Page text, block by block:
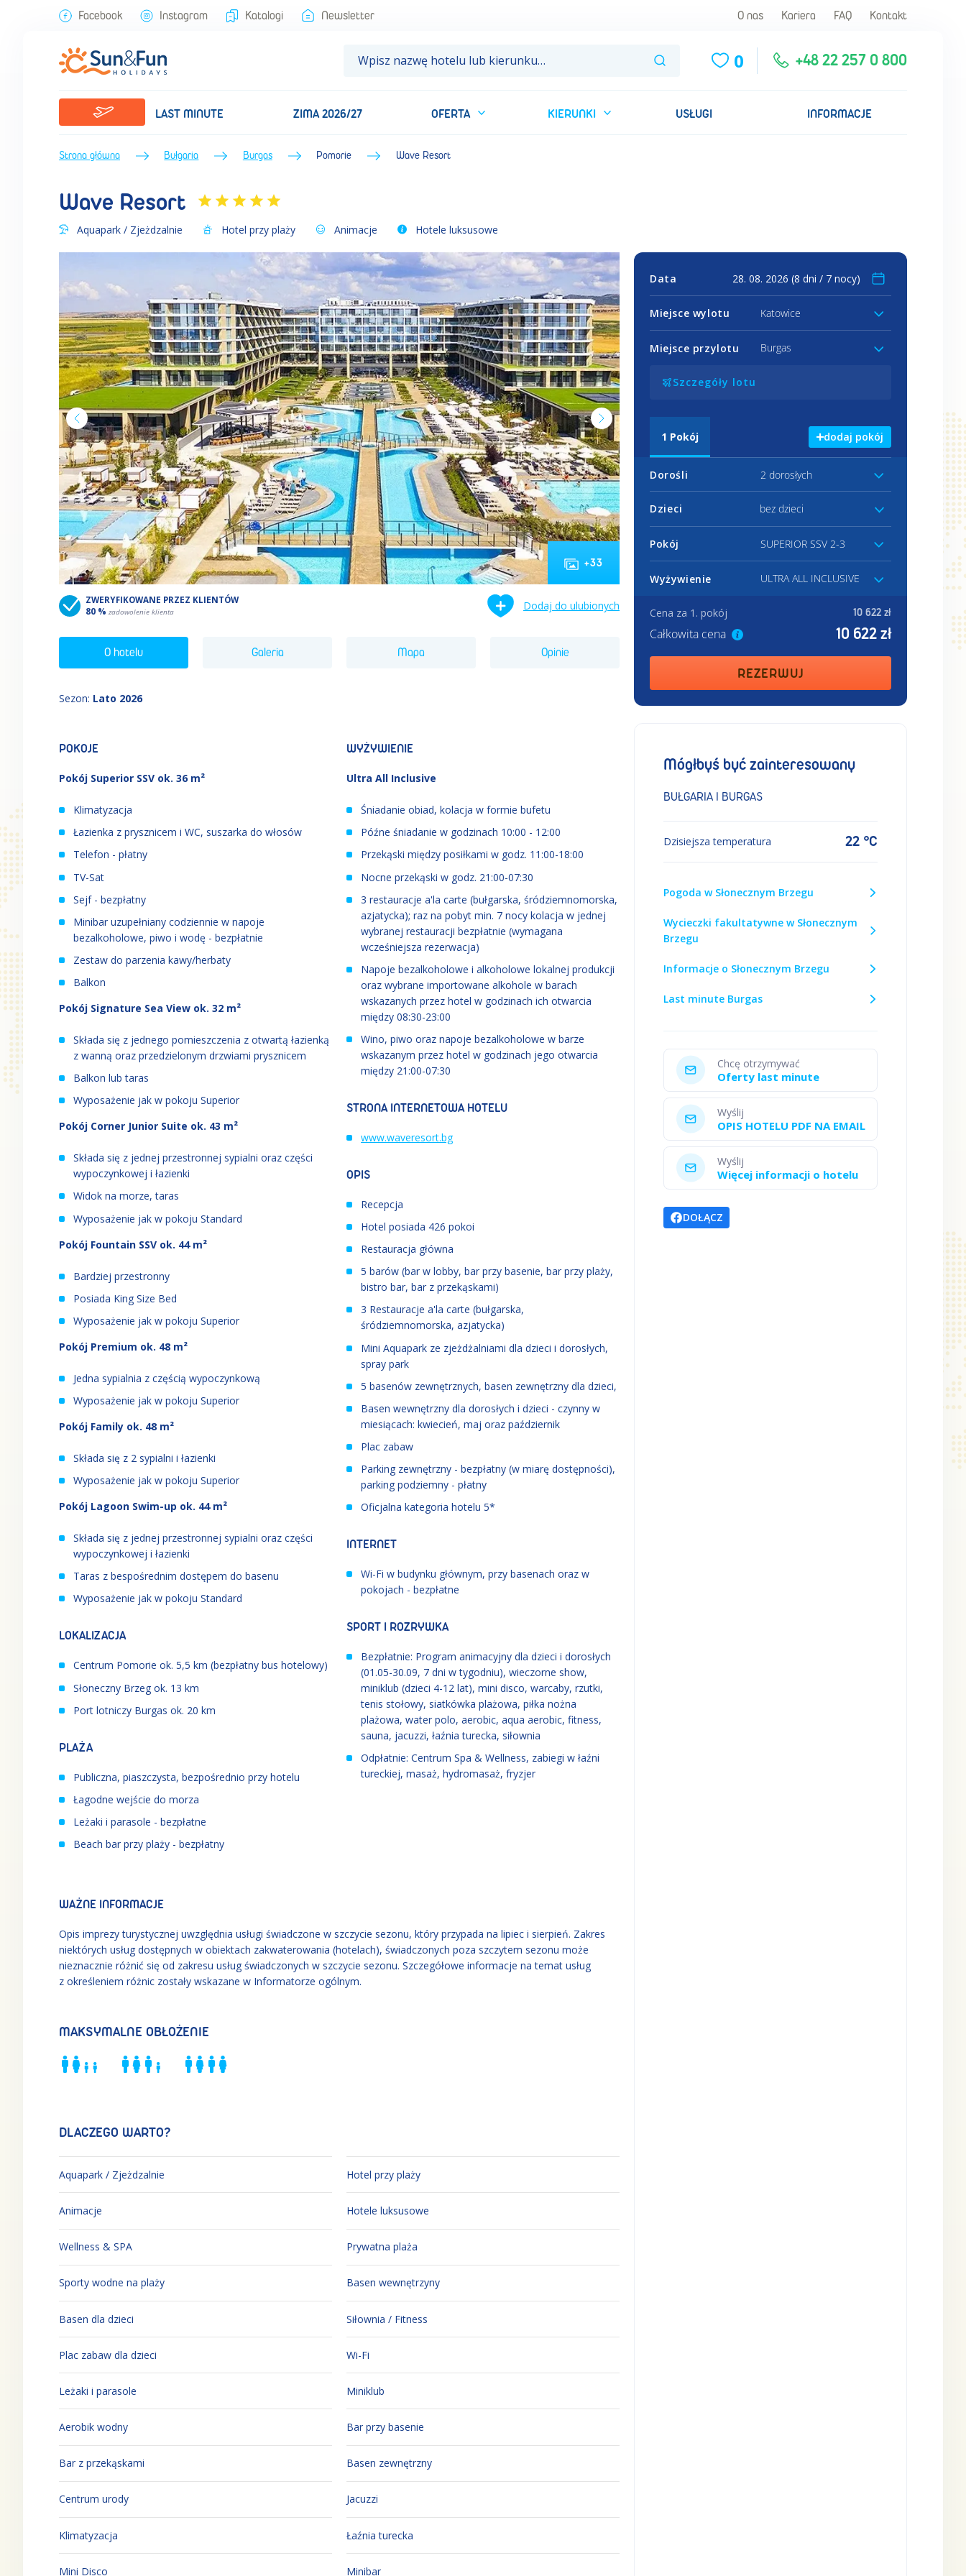
Facebook Instagram Katalogi Newsletter O nas Kariera FAQ Kontakt
0 +48 22 257 0 800
LAST MINUTE ZIMA 2026/27 OFERTA KIERUNKI USŁUGI INFORMACJE
Strona główna Bułgaria Burgas Pomorie Wave Resort
Wave Resort
Aquapark / Zjeżdzalnie Hotel przy plaży Animacje Hotele luksusowe
+33
ZWERYFIKOWANE PRZEZ KLIENTÓW
80 % zadowolenie klienta Dodaj do ulubionych
O hotelu Galeria Mapa Opinie
Sezon: Lato 2026
POKOJE
Pokój Superior SSV ok. 36 m²
Klimatyzacja
Łazienka z prysznicem i WC, suszarka do włosów
Telefon - płatny
TV-Sat
Sejf - bezpłatny
Minibar uzupełniany codziennie w napoje
bezalkoholowe, piwo i wodę - bezpłatnie
Zestaw do parzenia kawy/herbaty
Balkon
Pokój Signature Sea View ok. 32 m²
Składa się z jednego pomieszczenia z otwartą łazienką
z wanną oraz przedzielonym drzwiami prysznicem
Balkon lub taras
Wyposażenie jak w pokoju Superior
Pokój Corner Junior Suite ok. 43 m²
Składa się z jednej przestronnej sypialni oraz części
wypoczynkowej i łazienki
Widok na morze, taras
Wyposażenie jak w pokoju Standard
Pokój Fountain SSV ok. 44 m²
Bardziej przestronny
Posiada King Size Bed
Wyposażenie jak w pokoju Superior
Pokój Premium ok. 48 m²
Jedna sypialnia z częścią wypoczynkową
Wyposażenie jak w pokoju Superior
Pokój Family ok. 48 m²
Składa się z 2 sypialni i łazienki
Wyposażenie jak w pokoju Superior
Pokój Lagoon Swim-up ok. 44 m²
Składa się z jednej przestronnej sypialni oraz części
wypoczynkowej i łazienki
Taras z bespośrednim dostępem do basenu
Wyposażenie jak w pokoju Standard
LOKALIZACJA
Centrum Pomorie ok. 5,5 km (bezpłatny bus hotelowy)
Słoneczny Brzeg ok. 13 km
Port lotniczy Burgas ok. 20 km
PLAŻA
Publiczna, piaszczysta, bezpośrednio przy hotelu
Łagodne wejście do morza
Leżaki i parasole - bezpłatne
Beach bar przy plaży - bezpłatny
WYŻYWIENIE
Ultra All Inclusive
Śniadanie obiad, kolacja w formie bufetu
Późne śniadanie w godzinach 10:00 - 12:00
Przekąski między posiłkami w godz. 11:00-18:00
Nocne przekąski w godz. 21:00-07:30
3 restauracje a'la carte (bułgarska, śródziemnomorska,
azjatycka); raz na pobyt min. 7 nocy kolacja w jednej
wybranej restauracji bezpłatnie (wymagana
wcześniejsza rezerwacja)
Napoje bezalkoholowe i alkoholowe lokalnej produkcji
oraz wybrane importowane alkohole w barach
wskazanych przez hotel w godzinach ich otwarcia
między 08:30-23:00
Wino, piwo oraz napoje bezalkoholowe w barze
wskazanym przez hotel w godzinach jego otwarcia
między 21:00-07:30
STRONA INTERNETOWA HOTELU
www.waveresort.bg
OPIS
Recepcja
Hotel posiada 426 pokoi
Restauracja główna
5 barów (bar w lobby, bar przy basenie, bar przy plaży,
bistro bar, bar z przekąskami)
3 Restauracje a'la carte (bułgarska,
śródziemnomorska, azjatycka)
Mini Aquapark ze zjeżdżalniami dla dzieci i dorosłych,
spray park
5 basenów zewnętrznych, basen zewnętrzny dla dzieci,
Basen wewnętrzny dla dorosłych i dzieci - czynny w
miesiącach: kwiecień, maj oraz październik
Plac zabaw
Parking zewnętrzny - bezpłatny (w miarę dostępności),
parking podziemny - płatny
Oficjalna kategoria hotelu 5*
INTERNET
Wi-Fi w budynku głównym, przy basenach oraz w
pokojach - bezpłatne
SPORT I ROZRYWKA
Bezpłatnie: Program animacyjny dla dzieci i dorosłych
(01.05-30.09, 7 dni w tygodniu), wieczorne show,
miniklub (dzieci 4-12 lat), mini disco, warcaby, rzutki,
tenis stołowy, siatkówka plażowa, piłka nożna
plażowa, water polo, aerobic, aqua aerobic, fitness,
sauna, jacuzzi, łaźnia turecka, siłownia
Odpłatnie: Centrum Spa & Wellness, zabiegi w łaźni
tureckiej, masaż, hydromasaż, fryzjer
WAŻNE INFORMACJE
Opis imprezy turystycznej uwzględnia usługi świadczone w szczycie sezonu, który przypada na lipiec i sierpień. Zakres
niektórych usług dostępnych w obiektach zakwaterowania (hotelach), świadczonych poza szczytem sezonu może
nieznacznie różnić się od zakresu usług świadczonych w szczycie sezonu. Szczegółowe informacje na temat usług
z określeniem różnic zostały wskazane w Informatorze ogólnym.
MAKSYMALNE OBŁOŻENIE
DLACZEGO WARTO?
Aquapark / Zjeżdzalnie Hotel przy plaży
Animacje Hotele luksusowe
Wellness & SPA Prywatna plaża
Sporty wodne na plaży Basen wewnętrzyny
Basen dla dzieci Siłownia / Fitness
Plac zabaw dla dzieci Wi-Fi
Leżaki i parasole Miniklub
Aerobik wodny Bar przy basenie
Bar z przekąskami Basen zewnętrzny
Centrum urody Jacuzzi
Klimatyzacja Łaźnia turecka
Mini Disco Minibar
Data
Miejsce wylotu Katowice
Miejsce przylotu Burgas
Szczegóły lotu
1 Pokój dodaj pokój
Dorośli 2 dorosłych
Dzieci bez dzieci
Pokój SUPERIOR SSV 2-3
Wyżywienie ULTRA ALL INCLUSIVE
Cena za 1. pokój 10 622 zł
Całkowita cena 10 622 zł
REZERWUJ
Mógłbyś być zainteresowany
BUŁGARIA I BURGAS
Dzisiejsza temperatura 22 °C
Pogoda w Słonecznym Brzegu
Wycieczki fakultatywne w Słonecznym
Brzegu
Informacje o Słonecznym Brzegu
Last minute Burgas
Chcę otrzymywać
Oferty last minute
Wyślij
OPIS HOTELU PDF NA EMAIL
Wyślij
Więcej informacji o hotelu
DOŁĄCZ
Wave Resort (Lato 2026) • Burgas • Bułgaria • BP Sun&Fun